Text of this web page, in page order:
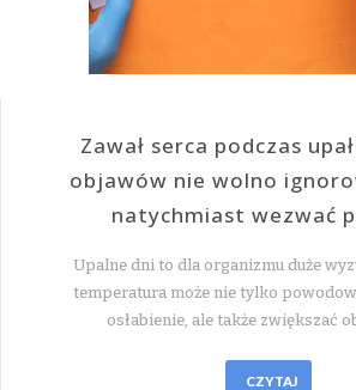
Zawał serca podczas
objawów nie wolno
natychmiast wezwać
Upalne dni to dla organizmu duże
temperatura może nie tylko
osłabienie, ale także zwiększać
CZYTAJ